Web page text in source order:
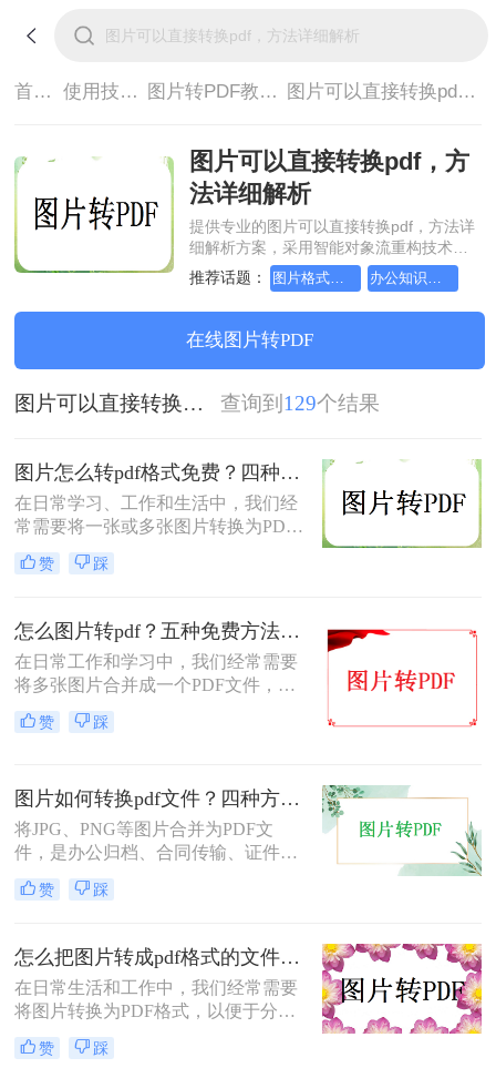
首页> 使用技巧> 图片转PDF教程> 图片可以直接转换pdf，方法详细解析
图片可以直接转换pdf，方
法详细解析
提供专业的图片可以直接转换pdf，方法详
细解析方案，采用智能对象流重构技术，
确保文档1:1高保真还原且排版不乱码。支
持一键批量处理，全链路 SSL 加密保障隐
私安全。助您快速实现图片可以直接转换
pdf，方法详细解析，无需安装，高效办
公。
推荐话题： 图片格式如何转成pdf文档？方法详细解析
在线图片转PDF
图片可以直接转换pdf，方法详细解析 查询到 129个结果
图片怎么转pdf格式免费？四种方法对比与实操指南（附详细表格）!
在日常学习、工作和生活中，我们经
常需要将一张或多张图片转换为PDF
格式，以便于分享、存档或打印。无
论是整理电子相册、提交证件照，还
都十分常见。为了帮你快速选出最适
合自己的转换方式，下表汇总了四种
主流免费方法的核心差异：
赞 踩
怎么图片转pdf？五种免费方法对比与实操指南（附详细表格）！
在日常工作和学习中，我们经常需要
将多张图片合并成一个PDF文件，以
便于分享、存档或打印。无论是制作
电子相册、整理工作截图、提交证件
出最适合自己的转换方式，下表汇总
了五种主流方法的核心差异：
赞 踩
图片如何转换pdf文件？四种方法实测对比，附各场景最优选！
将JPG、PNG等图片合并为PDF文
件，是办公归档、合同传输、证件提
交中经常遇到的需求。但不同方法在
转换质量、操作效率、数据安全方面
模糊、页面错位，甚至隐私泄露。本
文基于实际测试，对比四种主流图片
转PDF方案，按场景给出明确建议，
帮你少走弯路。
赞 踩
怎么把图片转成pdf格式的文件？尝试下面三种方法！
在日常生活和工作中，我们经常需要
将图片转换为PDF格式，以便于分
享、打印或归档。那么怎么把图片转
成pdf格式的文件呢？本文将介绍三种
赞 踩